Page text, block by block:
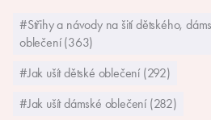
#Střihy a návody na šití dětského,
oblečení (363)
#Jak ušít dětské oblečení (292)
#Jak ušít dámské oblečení (282)